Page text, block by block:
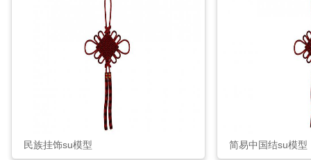
民族挂饰su模型 简易中国结su模型